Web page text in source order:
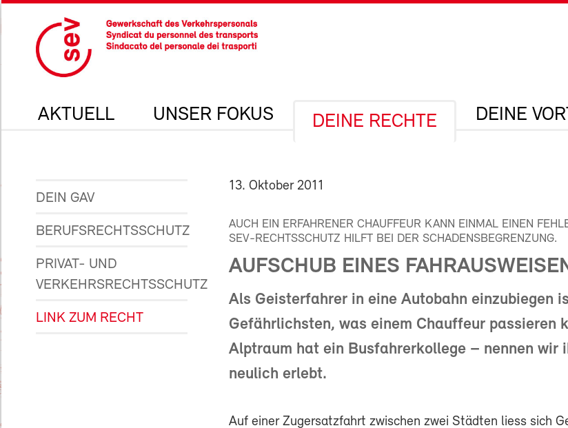
AKTUELL UNSER FOKUS DEINE RECHTE DEINE
DEIN GAV
BERUFSRECHTSSCHUTZ
PRIVAT- UND
VERKEHRSRECHTSSCHUTZ
LINK ZUM RECHT
13. Oktober 2011
AUCH EIN ERFAHRENER CHAUFFEUR KANN EINMAL EINEN
SEV-RECHTSSCHUTZ HILFT BEI DER SCHADENSBEGRENZUNG.
AUFSCHUB EINES
Als Geisterfahrer in eine Autobahn einzubiegen
Gefährlichsten, was einem Chauffeur passieren
Alptraum hat ein Busfahrerkollege – nennen wir
neulich erlebt.
Auf einer Zugersatzfahrt zwischen zwei Städten liess sich